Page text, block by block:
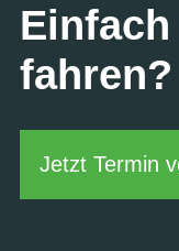
fahren?
Jetzt Termin